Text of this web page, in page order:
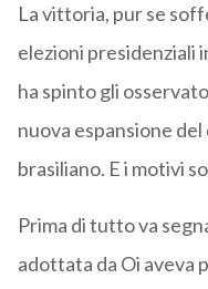
La vittoria, pur se
elezioni presidenziali
ha spinto gli
nuova espansione
brasiliano. E i motivi
Prima di tutto va
adottata da Oi aveva